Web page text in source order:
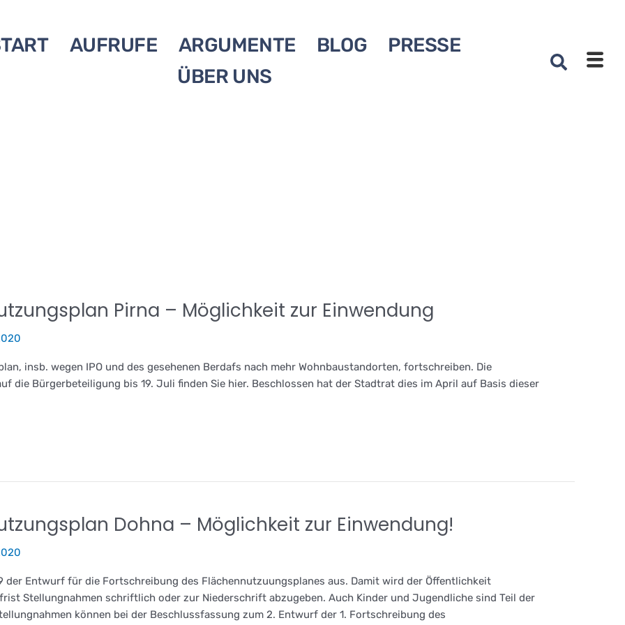
AUFRUFE ARGUMENTE BLOG
PRESSE
ÜBER UNS
Pirna – Möglichkeit zur Einwendung
insb. wegen IPO und des gesehenen Berdafs nach mehr Wohnbaustandorten, fortschreiben. Die
die Bürgerbeteiligung bis 19. Juli finden Sie hier. Beschlossen hat der Stadtrat dies im April auf Basis dieser
Dohna – Möglichkeit zur Einwendung!
der Entwurf für die Fortschreibung des Flächennutzuungsplanes aus. Damit wird der Öffentlichkeit
Stellungnahmen schriftlich oder zur Niederschrift abzugeben. Auch Kinder und Jugendliche sind Teil der
können bei der Beschlussfassung zum 2. Entwurf der 1. Fortschreibung des